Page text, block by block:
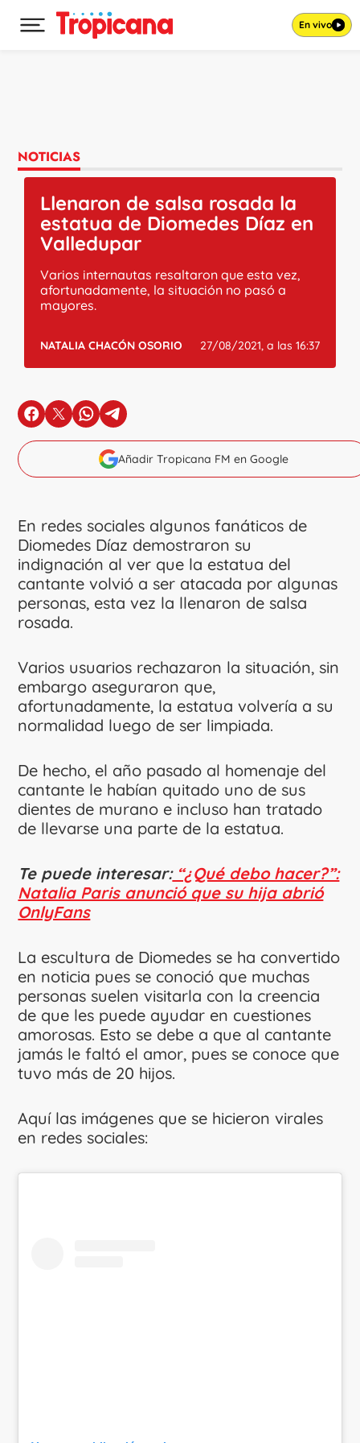
Desplegar menú principal En vivo
NOTICIAS
Llenaron de salsa rosada la
estatua de Diomedes Díaz en
Valledupar
Varios internautas resaltaron que esta vez,
afortunadamente, la situación no pasó a
mayores.
NATALIA CHACÓN OSORIO 27/08/2021, a las 16:37
en Facebook
en Xen Whatsapp
en Telegram
Añadir Tropicana FM en Google
En redes sociales algunos fanáticos de
Diomedes Díaz demostraron su
indignación al ver que la estatua del
cantante volvió a ser atacada por algunas
personas, esta vez la llenaron de salsa
rosada.
Varios usuarios rechazaron la situación, sin
embargo aseguraron que,
afortunadamente, la estatua volvería a su
normalidad luego de ser limpiada.
De hecho, el año pasado al homenaje del
cantante le habían quitado uno de sus
dientes de murano e incluso han tratado
de llevarse una parte de la estatua.
Te puede interesar:“¿Qué debo hacer?”:
Natalia Paris anunció que su hija abrió
OnlyFans
La escultura de Diomedes se ha convertido
en noticia pues se conoció que muchas
personas suelen visitarla con la creencia
de que les puede ayudar en cuestiones
amorosas. Esto se debe a que al cantante
jamás le faltó el amor, pues se conoce que
tuvo más de 20 hijos.
Aquí las imágenes que se hicieron virales
en redes sociales: